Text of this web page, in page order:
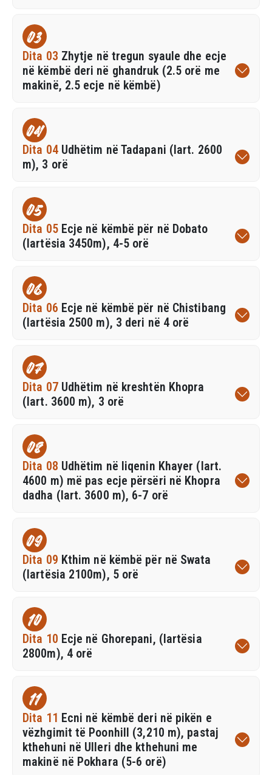
03
Dita 03 Zhytje në tregun syaule dhe ecje
në këmbë deri në ghandruk (2.5 orë me
makinë, 2.5 ecje në këmbë)
04
Dita 04 Udhëtim në Tadapani (lart. 2600
m), 3 orë
05
Dita 05 Ecje në këmbë për në Dobato
(lartësia 3450m), 4-5 orë
06
Dita 06 Ecje në këmbë për në Chistibang
(lartësia 2500 m), 3 deri në 4 orë
07
Dita 07 Udhëtim në kreshtën Khopra
(lart. 3600 m), 3 orë
08
Dita 08 Udhëtim në liqenin Khayer (lart.
4600 m) më pas ecje përsëri në Khopra
dadha (lart. 3600 m), 6-7 orë
09
Dita 09 Kthim në këmbë për në Swata
(lartësia 2100m), 5 orë
10
Dita 10 Ecje në Ghorepani, (lartësia
2800m), 4 orë
11
Dita 11 Ecni në këmbë deri në pikën e
vëzhgimit të Poonhill (3,210 m), pastaj
kthehuni në Ulleri dhe kthehuni me
makinë në Pokhara (5-6 orë)